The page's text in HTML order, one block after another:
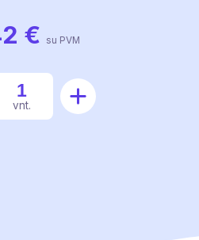
€ su PVM
produkto
vnt.